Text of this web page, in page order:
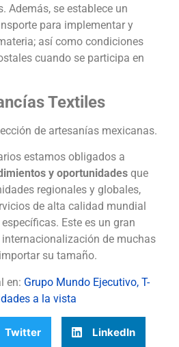
Además, se establece un
para implementar y
así como condiciones
cuando se participa en
Textiles
de artesanías mexicanas.
estamos obligados a
y oportunidades que
regionales y globales,
de alta calidad mundial
Este es un gran
de muchas
su tamaño.
en: Grupo Mundo Ejecutivo, T-
a la vista
Twitter LinkedIn